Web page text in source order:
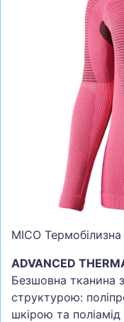
ШОЛОМИ,
БІГ, ФІТНЕС,
ВЕЛОСИПЕДИ
САМОКАТИ
ТЕНІС,
ВОДНІ ВИДИ
ТУРИЗМ
MICO
ADVANCED
Безшовна тканина
структурою:
шкірою та